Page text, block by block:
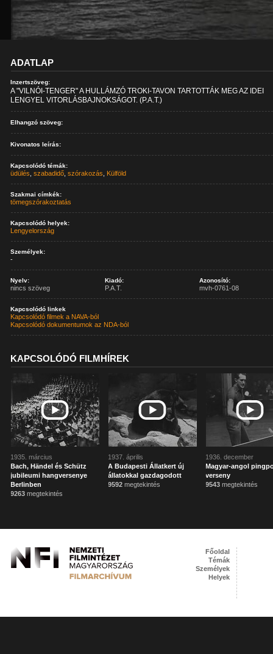
ADATLAP
Inzertszöveg:
A "VILNÓI-TENGER" A HULLÁMZÓ TROKI-TAVON TARTOTTÁK MEG AZ IDEI
LENGYEL VITORLÁSBAJNOKSÁGOT. (P.A.T.)
Elhangzó szöveg:
Kivonatos leírás:
Kapcsolódó témák:
üdülés ,szabadidő ,szórakozás Külföld
Szakmai címkék:
tömegszórakoztatás
Kapcsolódó helyek:
Lengyelország
Személyek:
-
Nyelv:
nincs szöveg
Kiadó:
P.A.T.
Azonosító:
mvh-0761-08
Kapcsolódó linkek
Kapcsolódó filmek a NAVA-ból
Kapcsolódó dokumentumok az NDA-ból
KAPCSOLÓDÓ FILMHÍREK
1935. március
Bach, Händel és Schütz
jubileumi hangversenye
Berlinben
9263 megtekintés
1937. április
A Budapesti Állatkert új
állatokkal gazdagodott
9592 megtekintés
1936. december
Magyar-angol
verseny
9543 megtekintés
Főoldal
Témák
Személyek
Helyek